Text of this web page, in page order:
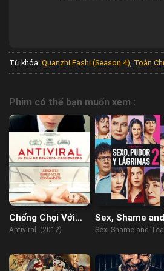
Từ khóa: Quanzhi Fashi (Season 4) Toàn
Phim có thể bạn muốn xem :
Chống Chọi Với
Virus
Antiviral (2012)
Sex, Shame and
Tears 2
Sex, Shame and